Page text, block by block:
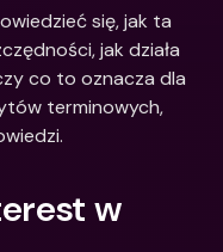
się, jak ta
jak działa
co to oznacza dla
terminowych,
w